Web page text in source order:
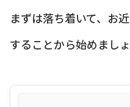
まずは落ち着いて、お
することから始めまし